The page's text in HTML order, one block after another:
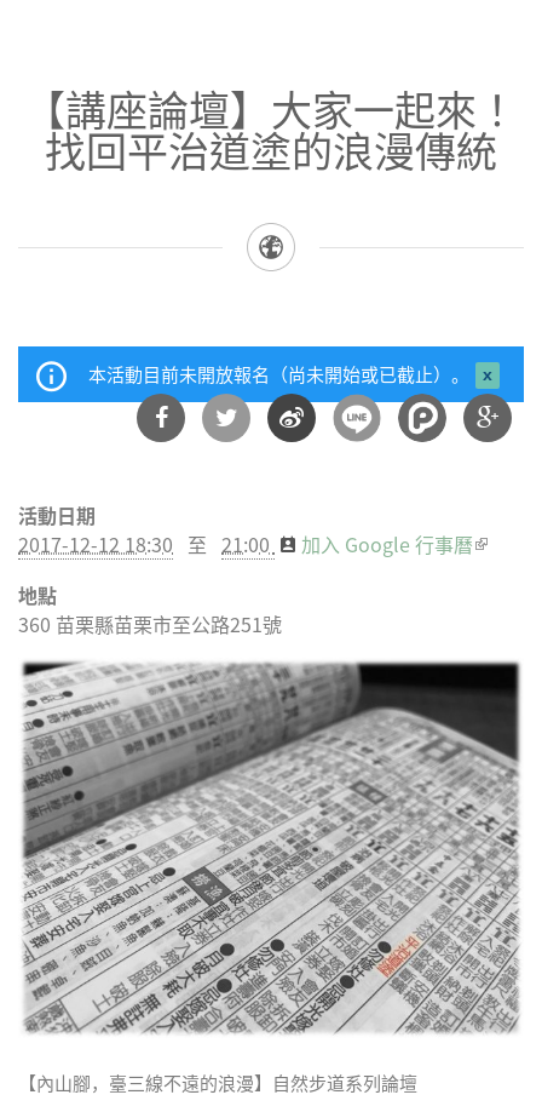
【講座論壇】大家一起來！
找回平治道塗的浪漫傳統
本活動目前未開放報名（尚未開始或已截止）。
FacebookTwitter
活動日期
2017-12-12 18:30 至 21:00 加入 Google 行事曆(link is
地點
360 苗栗縣苗栗市至公路251號
【內山腳，臺三線不遠的浪漫】自然步道系列論壇